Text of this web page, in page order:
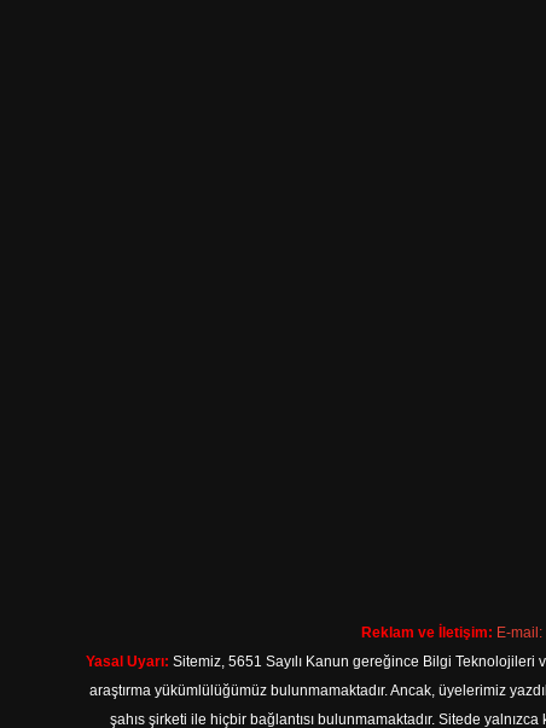
Reklam ve İletişim: E-mail:
Yasal Uyarı: Sitemiz, 5651 Sayılı Kanun gereğince Bilgi Teknolojileri
araştırma yükümlülüğümüz bulunmamaktadır. Ancak, üyelerimiz
şahıs şirketi ile hiçbir bağlantısı bulunmamaktadır. Sitede